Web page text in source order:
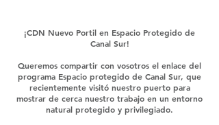
¡CDN Nuevo Portil en Espacio Protegido de
Canal Sur!
Queremos compartir con vosotros el enlace del
programa Espacio protegido de Canal Sur, que
recientemente visitó nuestro puerto para
mostrar de cerca nuestro trabajo en un entorno
natural protegido y privilegiado.